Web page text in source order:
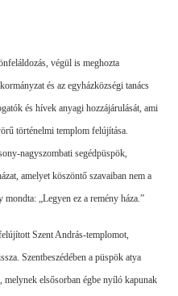
végül is meghozta
és az egyházközségi tanács
és hívek anyagi hozzájárulását, ami
történelmi templom felújítása.
nagyszombati segédpüspök,
amelyet köszöntő szavaiban nem a
mondta: „Legyen ez a remény háza.”
Szent András-templomot,
Szentbeszédében a püspök atya
melynek elsősorban égbe nyíló kapunak